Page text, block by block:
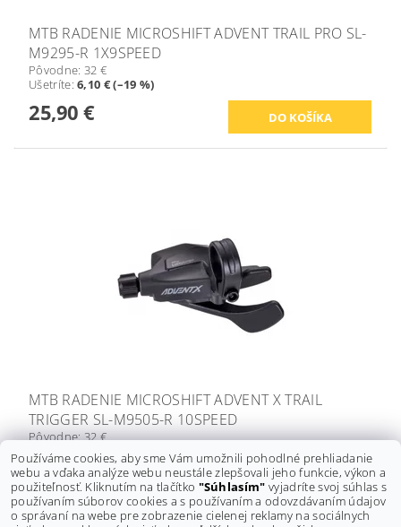
MTB RADENIE MICROSHIFT ADVENT TRAIL PRO SL-
M9295-R 1X9SPEED
Pôvodne: 32 €
Ušetríte:6,10 € (–19 %)
25,90 €
MTB RADENIE MICROSHIFT ADVENT X TRAIL
TRIGGER SL-M9505-R 10SPEED
Pôvodne:32 €
Ušetríte
8,50 € (–26 %)
23,50 €
Používáme cookies, aby sme Vám umožnili pohodlné prehliadanie
webu a vďaka analýze webu neustále zlepšovali jeho funkcie, výkon a
použiteľnosť. Kliknutím na tlačítko "Súhlasím" vyjadríte svoj súhlas s
používaním súborov cookies a s používaním a odovzdávaním údajov
o správaní na webe pre zobrazenie cielenej reklamy na sociálnych